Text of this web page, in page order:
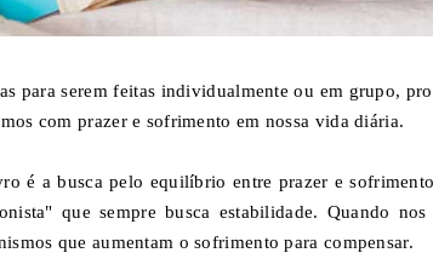
para serem feitas individualmente ou em grupo,
com prazer e sofrimento em nossa vida diária.
é a busca pelo equilíbrio entre prazer e
que sempre busca estabilidade. Quando
que aumentam o sofrimento para compensar.